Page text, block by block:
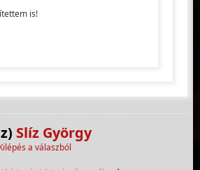
is!
Slíz György
a válaszból